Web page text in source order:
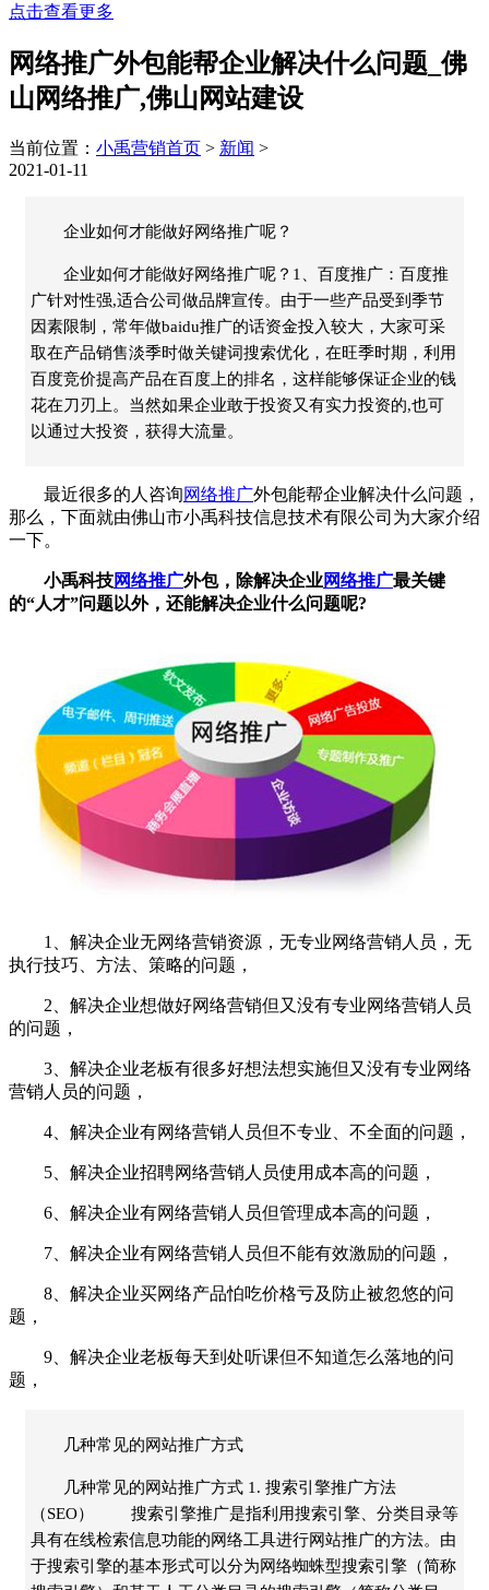
点击查看更多
网络推广外包能帮企业解决什么问题_佛
山网络推广,佛山网站建设
当前位置： 小禹营销首页 > 新闻 >
2021-01-11
企业如何才能做好网络推广呢？
企业如何才能做好网络推广呢？1、百度推广：百度推
广针对性强,适合公司做品牌宣传。由于一些产品受到季节
因素限制，常年做baidu推广的话资金投入较大，大家可采
取在产品销售淡季时做关键词搜索优化，在旺季时期，利用
百度竞价提高产品在百度上的排名，这样能够保证企业的钱
花在刀刃上。当然如果企业敢于投资又有实力投资的,也可
以通过大投资，获得大流量。
最近很多的人咨询网络推广外包能帮企业解决什么问题，
那么，下面就由佛山市小禹科技信息技术有限公司为大家介绍
一下。
小禹科技网络推广外包，除解决企业网络推广最关键
的“人才”问题以外，还能解决企业什么问题呢?
1、解决企业无网络营销资源，无专业网络营销人员，无
执行技巧、方法、策略的问题，
2、解决企业想做好网络营销但又没有专业网络营销人员
的问题，
3、解决企业老板有很多好想法想实施但又没有专业网络
营销人员的问题，
4、解决企业有网络营销人员但不专业、不全面的问题，
5、解决企业招聘网络营销人员使用成本高的问题，
6、解决企业有网络营销人员但管理成本高的问题，
7、解决企业有网络营销人员但不能有效激励的问题，
8、解决企业买网络产品怕吃价格亏及防止被忽悠的问
题，
9、解决企业老板每天到处听课但不知道怎么落地的问
题，
几种常见的网站推广方式
几种常见的网站推广方式 1. 搜索引擎推广方法
（SEO） 搜索引擎推广是指利用搜索引擎、分类目录等
具有在线检索信息功能的网络工具进行网站推广的方法。由
于搜索引擎的基本形式可以分为网络蜘蛛型搜索引擎（简称